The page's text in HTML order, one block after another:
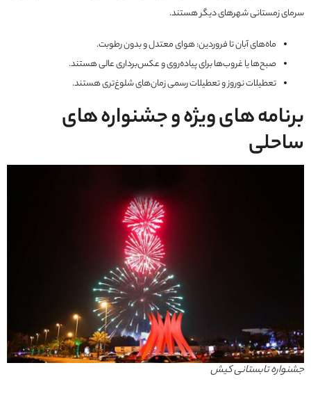
سرمای زمستانی شهرهای دیگر هستند.
ماه‌های آبان تا فروردین: هوای معتدل و بدون رطوبت.
صبح‌ها یا غروب‌ها برای پیاده‌روی و عکس‌برداری عالی هستند.
تعطیلات نوروز و تعطیلات رسمی زمان‌های شلوغ‌تری هستند.
برنامه های ویژه و جشنواره های
ساحلی
جشنواره تابستانی کیش